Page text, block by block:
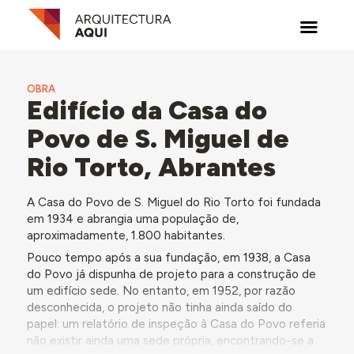
OBRA
Edifício da Casa do
Povo de S. Miguel de
Rio Torto, Abrantes
A Casa do Povo de S. Miguel do Rio Torto foi fundada
em 1934 e abrangia uma população de,
aproximadamente, 1.800 habitantes.
Pouco tempo após a sua fundação, em 1938, a Casa
do Povo já dispunha de projeto para a construção de
um edifício sede. No entanto, em 1952, por razão
desconhecida, o projeto não tinha ainda saído do
papel: um relatório de inspeção à Casa do Povo referia
não existir ainda uma sede própria, encontrando-se a